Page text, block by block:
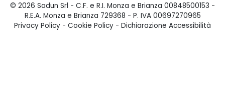
© 2026 Sadun Srl - C.F. e R.I. Monza e Brianza 00848500153 -
R.E.A. Monza e Brianza 729368 - P. IVA 00697270965
Privacy Policy - Cookie Policy - Dichiarazione Accessibilità